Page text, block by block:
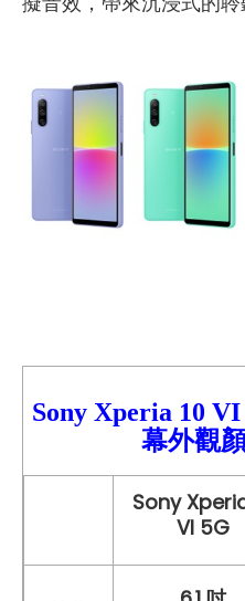
Sony Xperia 10 VI
幕外觀
Sony
VI 5G